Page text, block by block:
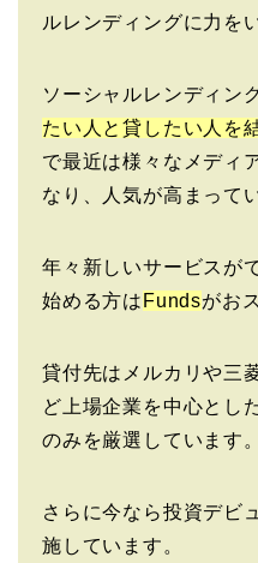
ルレンディングに力を
ソーシャルレンディン
たい人と貸したい人を
で最近は様々なメディ
なり、人気が高まって
年々新しいサービスが
始める方は Fundsがお
貸付先はメルカリや三
ど上場企業を中心とし
のみを厳選しています。
さらに今なら投資デビ
施しています。